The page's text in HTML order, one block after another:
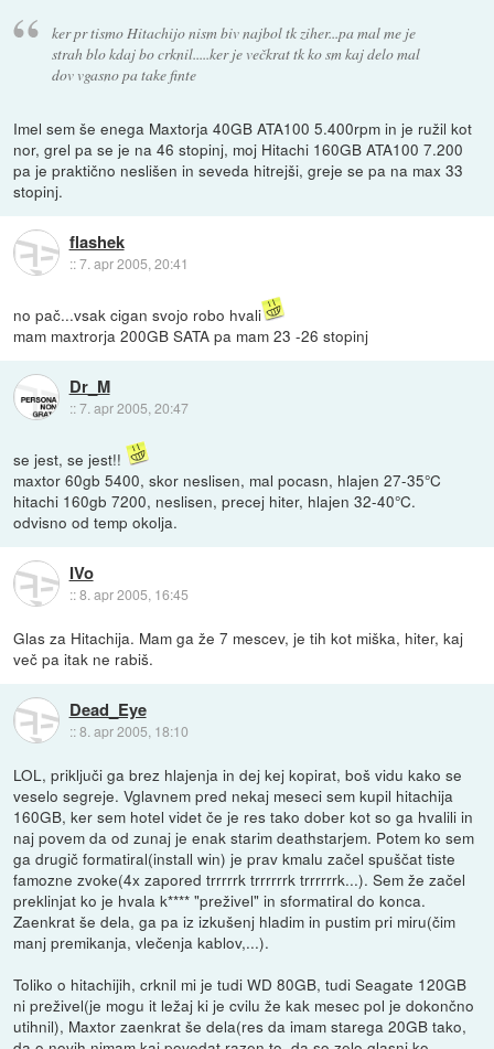
ker pr tismo Hitachijo nism biv najbol tk ziher...pa mal me je
strah blo kdaj bo crknil.....ker je večkrat tk ko sm kaj delo mal
dov vgasno pa take finte
Imel sem še enega Maxtorja 40GB ATA100 5.400rpm in je ružil kot
nor, grel pa se je na 46 stopinj, moj Hitachi 160GB ATA100 7.200
pa je praktično neslišen in seveda hitrejši, greje se pa na max 33
stopinj.
flashek
::7. apr 2005, 20:41
no pač...vsak cigan svojo robo hvali
mam maxtrorja 200GB SATA pa mam 23 -26 stopinj
Dr_M
::7. apr 2005, 20:47
se jest, se jest!!
maxtor 60gb 5400, skor neslisen, mal pocasn, hlajen 27-35°C
hitachi 160gb 7200, neslisen, precej hiter, hlajen 32-40°C.
odvisno od temp okolja.
IVo
::8. apr 2005, 16:45
Glas za Hitachija. Mam ga že 7 mescev, je tih kot miška, hiter, kaj
več pa itak ne rabiš.
Dead_Eye
::8. apr 2005, 18:10
LOL, priključi ga brez hlajenja in dej kej kopirat, boš vidu kako se
veselo segreje. Vglavnem pred nekaj meseci sem kupil hitachija
160GB, ker sem hotel videt če je res tako dober kot so ga hvalili in
naj povem da od zunaj je enak starim deathstarjem. Potem ko sem
ga drugič formatiral(install win) je prav kmalu začel spuščat tiste
famozne zvoke(4x zapored trrrrrk trrrrrrk trrrrrrk...). Sem že začel
preklinjat ko je hvala k**** "preživel" in sformatiral do konca.
Zaenkrat še dela, ga pa iz izkušenj hladim in pustim pri miru(čim
manj premikanja, vlečenja kablov,...).
Toliko o hitachijih, crknil mi je tudi WD 80GB, tudi Seagate 120GB
ni preživel(je mogu it ležaj ki je cvilu že kak mesec pol je dokončno
utihnil), Maxtor zaenkrat še dela(res da imam starega 20GB tako,